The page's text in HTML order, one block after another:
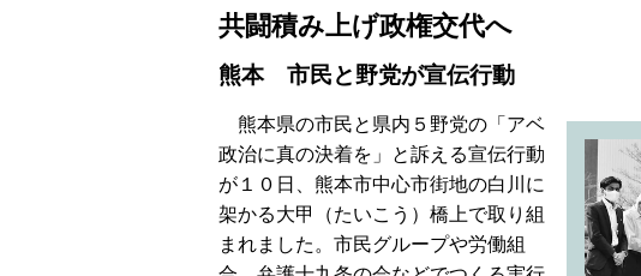
共闘積み上げ政権交代へ
熊本 市民と野党が宣伝行動
熊本県の市民と県内５野党の「アベ
政治に真の決着を」と訴える宣伝行動
が１０日、熊本市中心市街地の白川に
架かる大甲（たいこう）橋上で取り組
まれました。市民グループや労働組